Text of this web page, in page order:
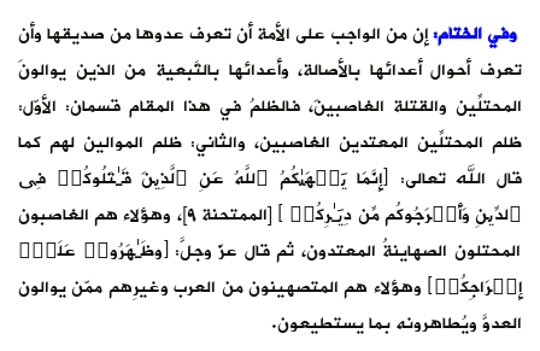
وفي الختام:إن من الواجب على الأمة أن تعرف عدوها من صديقها وأن
تعرف أحوال أعدائها بالأصالة، وأعدائها بالتَّبعية من الذين يوالونَ
المحتلِّين والقتلة الغاصبينَ، فالظلمُ في هذا المقام قسمان: الأوّل:
ظلم المحتلِّين المعتدين الغاصبين، والثاني: ظلم الموالين لهم كما
قال الله تعالى: ﴿إِنَّمَا یَنۡهَىٰكُمُ ٱللَّهُ عَنِ ٱلَّذِینَ قَـٰتَلُوكُمۡ فِی
ٱلدِّینِ وَأَخۡرَجُوكُم مِّن دِیَـٰرِكُمۡ ﴾ [الممتحنة ٩]، وهؤلاء هم الغاصبون
المحتلون الصهاينةُ المعتدون، ثم قال عزّ وجلّ: ﴿وَظَـٰهَرُوا۟ عَلَىٰۤ
إِخۡرَاجِكُمۡ﴾ وهؤلاء هم المتصهينون من العرب وغيرِهم ممّن يوالون
العدوَّ ويُطاهرونه بما يستطيعون.